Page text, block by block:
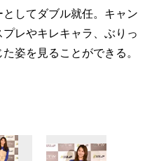
としてダブル就任。キャン
レやキレキャラ、ぶりっ
姿を見ることができる。